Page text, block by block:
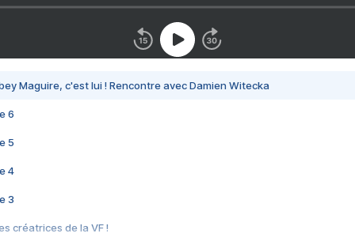
Maguire, c'est lui ! Rencontre avec Damien Witecka
6
5
4
3
créatrices de la VF !